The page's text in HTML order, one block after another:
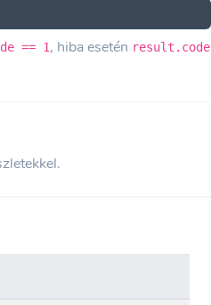
== 1, hiba esetén result.code